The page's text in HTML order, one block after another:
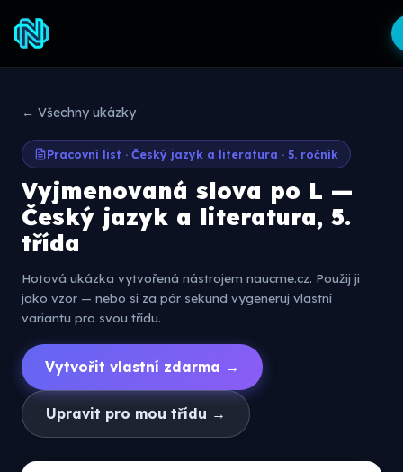
← Všechny ukázky
Pracovní list · Český jazyk a literatura · 5. ročník
Vyjmenovaná slova po L —
Český jazyk a literatura, 5.
třída
Hotová ukázka vytvořená nástrojem naucme.cz. Použij ji
jako vzor — nebo si za pár sekund vygeneruj vlastní
variantu pro svou třídu.
Vytvořit vlastní zdarma →
Upravit pro mou třídu →